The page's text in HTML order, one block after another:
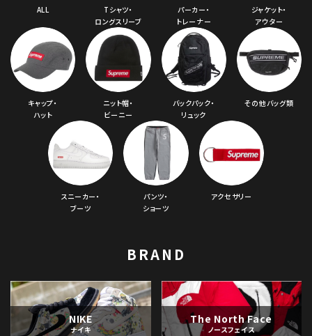
ALL
Tシャツ・
ロングスリーブ
パーカー・
トレーナー
ジャケット・
アウター
キャップ・
ハット
ニット帽・
ビーニー
バックパック・
リュック
その他バッグ類
スニーカー・
ブーツ
パンツ・
ショーツ
アクセサリー
BRAND
NIKE
ナイキ
The North Face
ノースフェイス